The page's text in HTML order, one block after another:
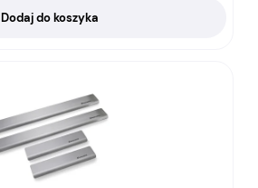
Dodaj do koszyka